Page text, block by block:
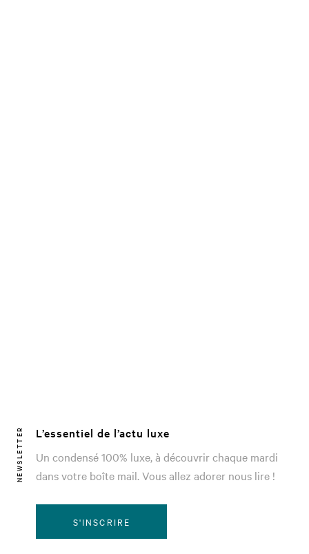
NEWSLETTER
L’essentiel de l’actu luxe
Un condensé 100% luxe, à découvrir chaque mardi
dans votre boîte mail. Vous allez adorer nous lire !
S'INSCRIRE